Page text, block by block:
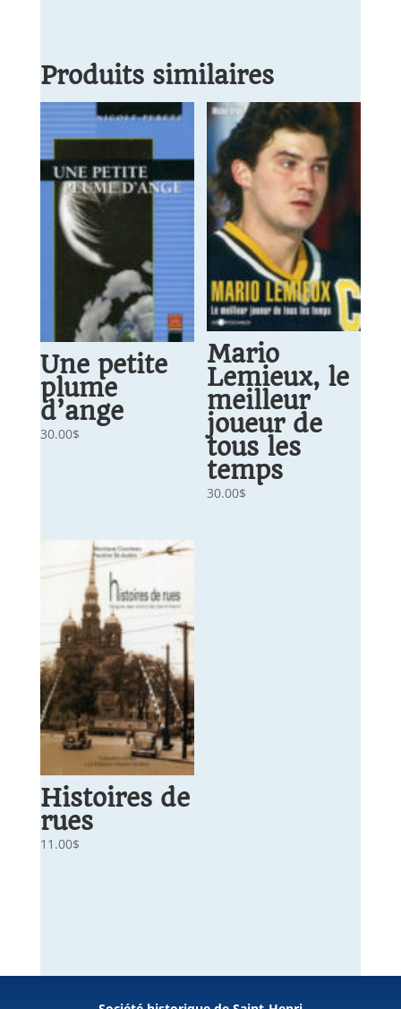
Produits similaires
Une petite
plume
d’ange
30.00$
Mario
Lemieux, le
meilleur
joueur de
tous les
temps
30.00$
Histoires de
rues
11.00$